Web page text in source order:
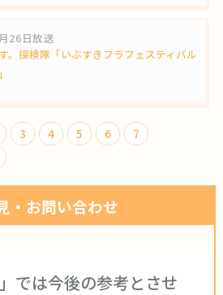
26日放送
す。探検隊「いぶすきフラフェスティバル
3 4 5 6
7
・お問い合わせ
」では今後の参考とさせ